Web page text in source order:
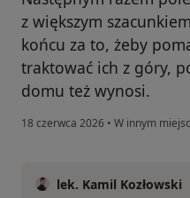
z większym
końcu za to, żeby
traktować ich z góry,
domu też wynosi.
18 czerwca 2026 • W innym
lek. Kamil Kozłowski